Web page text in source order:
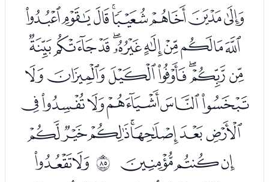
ﭲﭳﭴﭵﭶﭷﭸﭹ
ﭺﭻﭼﭽﭾﭿﮀﮁﮂﮃ
ﮄﮅﮆﮇﮈﮉﮊ
ﮋﮌﮍﮎﮏﮐ
ﮑﮒﮓﮔﮕﮖﮗ
ﮘﮙﮚ ﱔ ﮜﮝ